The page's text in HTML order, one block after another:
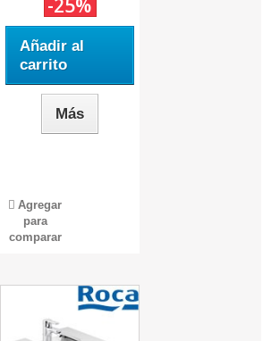
-25%
Añadir al
carrito
Más
Agregar
para
comparar